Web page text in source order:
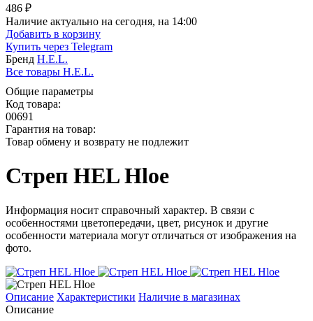
486 ₽
Наличие актуально на сегодня, на 14:00
Добавить в корзину
Купить через Telegram
Бренд H.E.L.
Все товары H.E.L.
Общие параметры
Код товара:
00691
Гарантия на товар:
Товар обмену и возврату не подлежит
Стреп HEL Hloe
Информация носит справочный характер. В связи с
особенностями цветопередачи, цвет, рисунок и другие
особенности материала могут отличаться от изображения на
фото.
Описание Характеристики Наличие в магазинах
Описание